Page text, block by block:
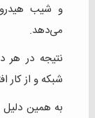
و شیب
می‌دهد.
نتیجه در هر
شبکه و از کار
به همین